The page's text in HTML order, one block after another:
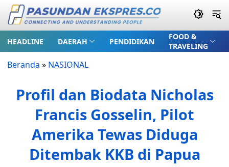
HEADLINE DAERAH PENDIDIKAN
FOOD &
TRAVELING
Beranda » NASIONAL
Profil dan Biodata Nicholas
Francis Gosselin, Pilot
Amerika Tewas Diduga
Ditembak KKB di Papua